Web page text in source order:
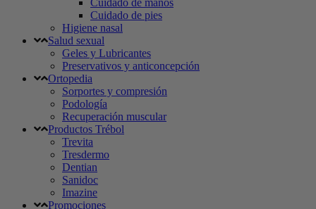
Cuidado de manos
Cuidado de pies
Higiene nasal
Salud sexual
Geles y Lubricantes
Preservativos y anticoncepción
Ortopedia
Sorportes y compresión
Podología
Recuperación muscular
Productos Trébol
Trevita
Tresdermo
Dentian
Sanidoc
Imazine
Promociones